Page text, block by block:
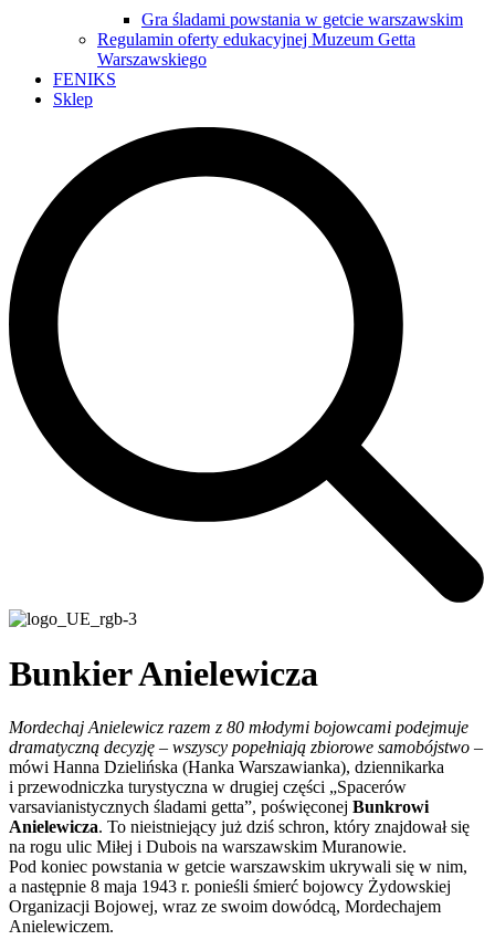
Gra śladami powstania w getcie warszawskim
Regulamin oferty edukacyjnej Muzeum Getta
Warszawskiego
FENIKS
Sklep
Bunkier Anielewicza
Mordechaj Anielewicz razem z 80 młodymi bojowcami podejmuje
dramatyczną decyzję – wszyscy popełniają zbiorowe samobójstwo –
mówi Hanna Dzielińska (Hanka Warszawianka), dziennikarka
i przewodniczka turystyczna w drugiej części „Spacerów
varsavianistycznych śladami getta”, poświęconej Bunkrowi
Anielewicza. To nieistniejący już dziś schron, który znajdował się
na rogu ulic Miłej i Dubois na warszawskim Muranowie.
Pod koniec powstania w getcie warszawskim ukrywali się w nim,
a następnie 8 maja 1943 r. ponieśli śmierć bojowcy Żydowskiej
Organizacji Bojowej, wraz ze swoim dowódcą, Mordechajem
Anielewiczem.